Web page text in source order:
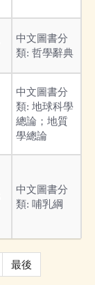
中文圖書分
類: 哲學辭典
中文圖書分
類: 地球科學
總論；地質
學總論
中文圖書分
類: 哺乳綱
最後